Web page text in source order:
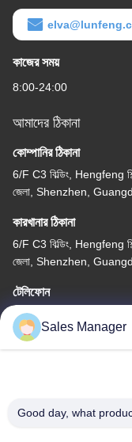
কাজের সময়
8:00-24:00
আমাদের ঠিকানা
কোম্পানির ঠিকানা
6/F C3 বিল্ডিং, Hengfeng
জেলা, Shenzhen,
কারখানার ঠিকানা
6/F C3 বিল্ডিং, Hengfeng
জেলা, Shenzhen,
টেলিফোন
86--13662697476
চীন ভালো মানের ধাতু গম্বুজ
Sales Manager
Good day, what